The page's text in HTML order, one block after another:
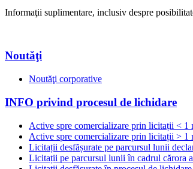
Informaţii suplimentare, inclusiv despre
Noutăţi
Noutăţi corporative
INFO privind procesul de lichidare
Active spre comercializare prin licitații < 1
Active spre comercializare prin licitații > 1
Licitații desfășurate pe parcursul lunii
Licitații pe parcursul lunii în cadrul cărora